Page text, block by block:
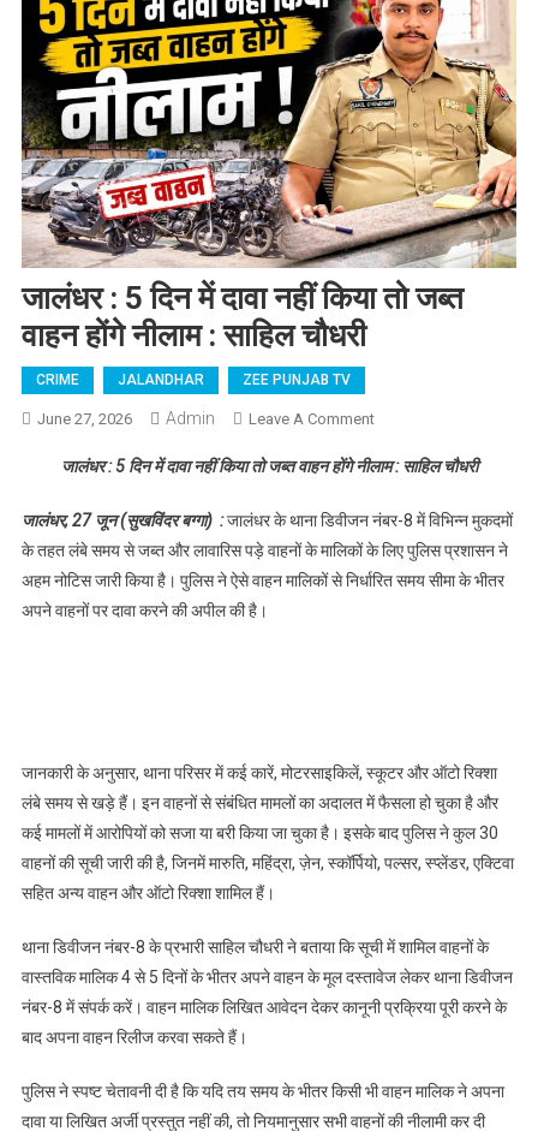
जालंधर : 5 दिन में दावा नहीं किया तो जब्त
वाहन होंगे नीलाम : साहिल चौधरी
CRIME JALANDHAR ZEE PUNJAB TV
June 27, 2026 Admin Leave A CommentOn जालंधर : 5 दिन में
वाहन होंगे नीलाम : साहिल
जालंधर : 5 दिन में दावा नहीं किया तो जब्त वाहन होंगे नीलाम : साहिल चौधरी
जालंधर, 27 जून (सुखविंदर बग्गा) :जालंधर के थाना डिवीजन नंबर-8 में विभिन्न मुकदमों
के तहत लंबे समय से जब्त और लावारिस पड़े वाहनों के मालिकों के लिए पुलिस प्रशासन ने
अहम नोटिस जारी किया है। पुलिस ने ऐसे वाहन मालिकों से निर्धारित समय सीमा के भीतर
अपने वाहनों पर दावा करने की अपील की है।
जानकारी के अनुसार, थाना परिसर में कई कारें, मोटरसाइकिलें, स्कूटर और ऑटो रिक्शा
लंबे समय से खड़े हैं। इन वाहनों से संबंधित मामलों का अदालत में फैसला हो चुका है और
कई मामलों में आरोपियों को सजा या बरी किया जा चुका है। इसके बाद पुलिस ने कुल 30
वाहनों की सूची जारी की है, जिनमें मारुति, महिंद्रा, ज़ेन, स्कॉर्पियो, पल्सर, स्प्लेंडर, एक्टिवा
सहित अन्य वाहन और ऑटो रिक्शा शामिल हैं।
थाना डिवीजन नंबर-8 के प्रभारी साहिल चौधरी ने बताया कि सूची में शामिल वाहनों के
वास्तविक मालिक 4 से 5 दिनों के भीतर अपने वाहन के मूल दस्तावेज लेकर थाना डिवीजन
नंबर-8 में संपर्क करें। वाहन मालिक लिखित आवेदन देकर कानूनी प्रक्रिया पूरी करने के
बाद अपना वाहन रिलीज करवा सकते हैं।
पुलिस ने स्पष्ट चेतावनी दी है कि यदि तय समय के भीतर किसी भी वाहन मालिक ने अपना
दावा या लिखित अर्जी प्रस्तुत नहीं की, तो नियमानुसार सभी वाहनों की नीलामी कर दी